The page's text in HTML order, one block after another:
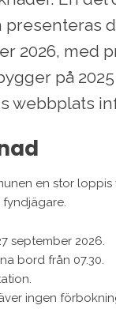
2026, med
på
webbplats
en stor
september 2026.
bord från 07.30.
ingen